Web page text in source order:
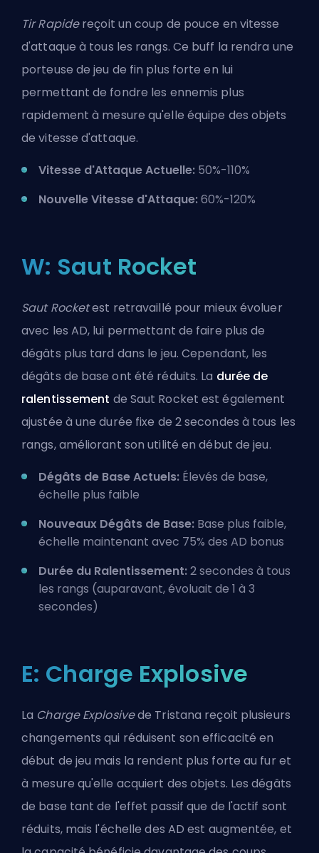
Tir Rapidereçoit un coup de pouce en vitesse
d'attaque à tous les rangs. Ce buff la rendra une
porteuse de jeu de fin plus forte en lui
permettant de fondre les ennemis plus
rapidement à mesure qu'elle équipe des objets
de vitesse d'attaque.
Vitesse d'Attaque Actuelle: 50%-110%
Nouvelle Vitesse d'Attaque:60%-120%
W: Saut Rocket
Saut Rocketest retravaillé pour mieux évoluer
avec les AD, lui permettant de faire plus de
dégâts plus tard dans le jeu. Cependant, les
dégâts de base ont été réduits. La durée de
ralentissement de Saut Rocket est également
ajustée à une durée fixe de 2 secondes à tous les
rangs, améliorant son utilité en début de jeu.
Dégâts de Base Actuels: Élevés de base,
échelle plus faible
Nouveaux Dégâts de Base: Base plus faible,
échelle maintenant avec 75% des AD bonus
Durée du Ralentissement:2 secondes à tous
les rangs (auparavant, évoluait de 1 à 3
secondes)
E: Charge Explosive
La Charge Explosivede Tristana reçoit plusieurs
changements qui réduisent son efficacité en
début de jeu mais la rendent plus forte au fur et
à mesure qu'elle acquiert des objets. Les dégâts
de base tant de l'effet passif que de l'actif sont
réduits, mais l'échelle des AD est augmentée, et